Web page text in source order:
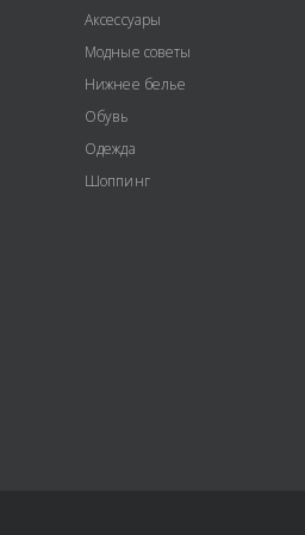
Аксессуары
Модные советы
Нижнее белье
Обувь
Одежда
Шоппинг